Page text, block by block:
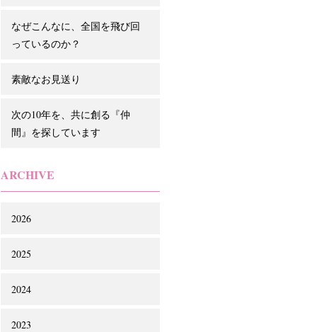
なぜこんなに、全国を飛び回
っているのか？
素敵なお見送り
次の10年を、共に創る『仲
間』を探しています
ARCHIVE
2026
2025
2024
2023